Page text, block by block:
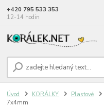
+420 795 533 353
12-14 hodin
Úvod KORÁLKY Plastové
7x4mm